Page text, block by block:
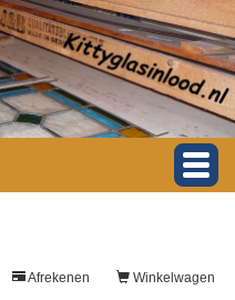
Winkelwagen
Afrekenen